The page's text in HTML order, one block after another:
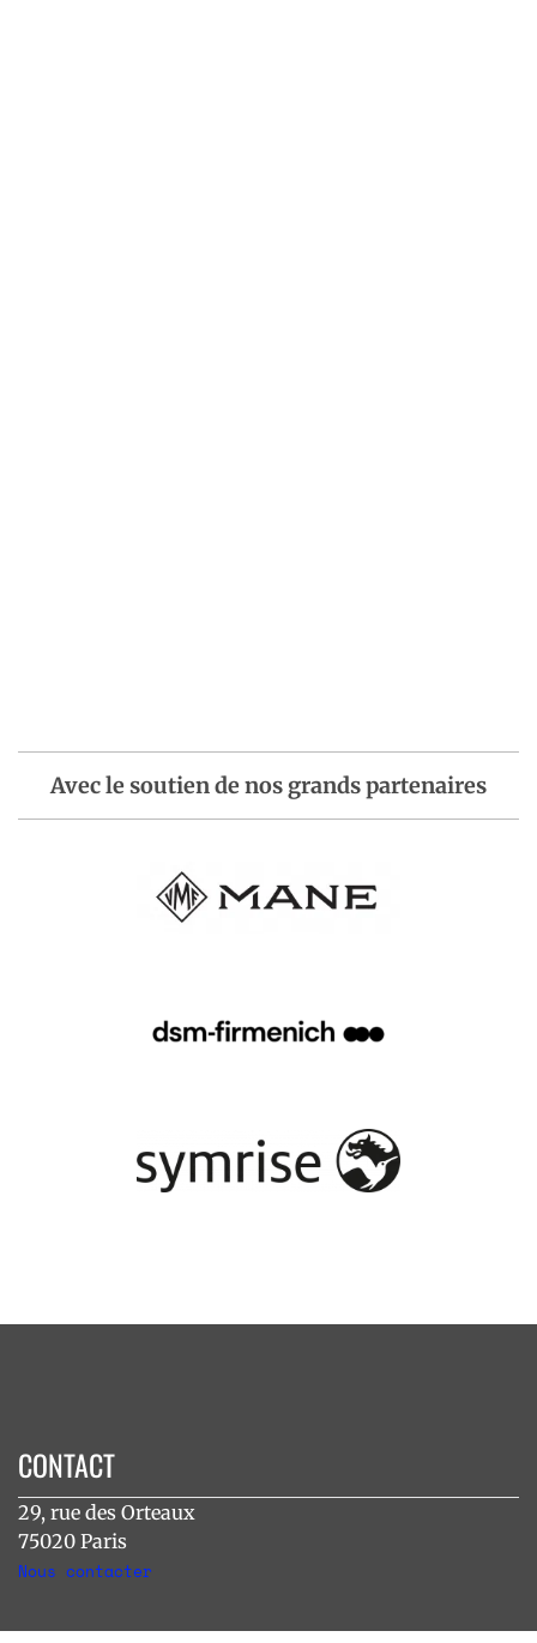
Avec le soutien de nos grands partenaires
CONTACT
29, rue des Orteaux
75020 Paris
Nous contacter